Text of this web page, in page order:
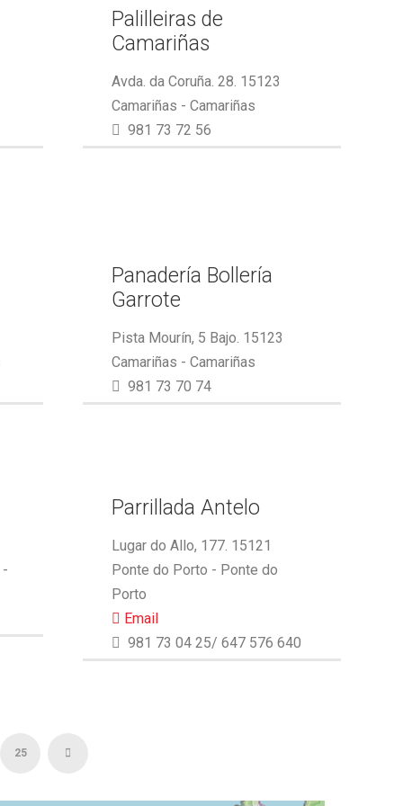
Palilleiras de
Camariñas
Avda. da Coruña. 28. 15123
Camariñas - Camariñas
981 73 72 56
Panadería Bollería
Garrote
Pista Mourín, 5 Bajo. 15123
Camariñas - Camariñas
981 73 70 74
Parrillada Antelo
Lugar do Allo, 177. 15121
Ponte do Porto - Ponte do
Porto
Email
981 73 04 25/ 647 576 640
25